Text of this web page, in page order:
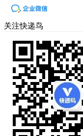
关注快递鸟